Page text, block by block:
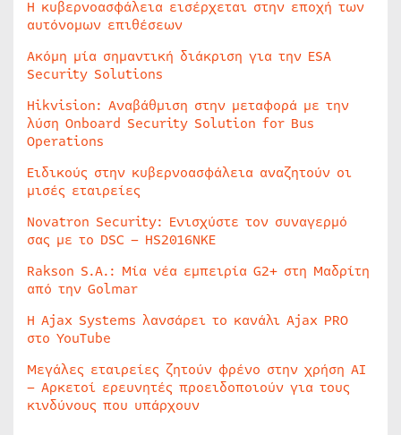
Η κυβερνοασφάλεια εισέρχεται στην εποχή των
αυτόνομων επιθέσεων
Ακόμη μία σημαντική διάκριση για την ESA
Security Solutions
Hikvision: Αναβάθμιση στην μεταφορά με την
λύση Onboard Security Solution for Bus
Operations
Ειδικούς στην κυβερνοασφάλεια αναζητούν οι
μισές εταιρείες
Novatron Security: Ενισχύστε τον συναγερμό
σας με το DSC – HS2016NKE
Rakson S.A.: Μία νέα εμπειρία G2+ στη Μαδρίτη
από την Golmar
Η Ajax Systems λανσάρει το κανάλι Ajax PRO
στο YouTube
Μεγάλες εταιρείες ζητούν φρένο στην χρήση AI
– Αρκετοί ερευνητές προειδοποιούν για τους
κινδύνους που υπάρχουν